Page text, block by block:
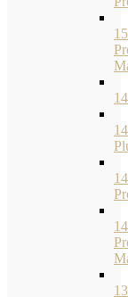
15
14
14
14
14
13